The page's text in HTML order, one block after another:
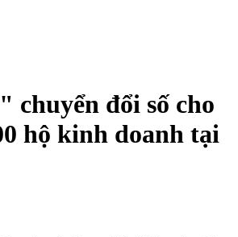
chuyển đổi số cho
hộ kinh doanh tại